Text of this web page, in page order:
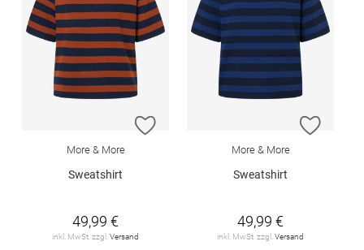
ZUR WUNSCHLISTE HINZUFÜGEN
More & More
Sweatshirt
49,99 €
inkl. MwSt. zzgl. Versand
ZUR
More & More
Sweatshirt
49,99 €
inkl. MwSt. zzgl. Versand